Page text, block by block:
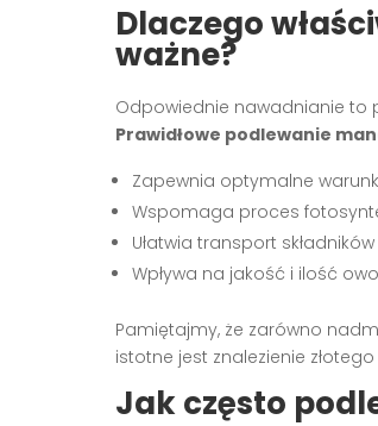
Dlaczego
ważne?
Odpowiednie nawadnianie to
Prawidłowe podlewanie
Zapewnia optymalne
Wspomaga proces
Ułatwia transport
Wpływa na jakość i ilość
Pamiętajmy, że zarówno
istotne jest znalezienie
Jak często